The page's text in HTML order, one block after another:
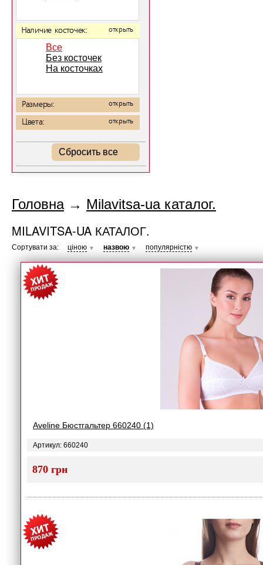
Наличие косточек: открыть
Все
Без косточек
На косточках
Размеры: открыть
Цвета: открыть
Сбросить все
Головна→ Milavitsa-ua каталог.
MILAVITSA-UA КАТАЛОГ.
Сортувати за: ціною ▼ назвою ▼ популярністю ▼
Aveline Бюстгальтер 660240 (1)
Артикул: 660240
870 грн